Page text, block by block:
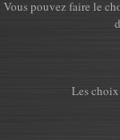
Vous pouvez faire le
Les